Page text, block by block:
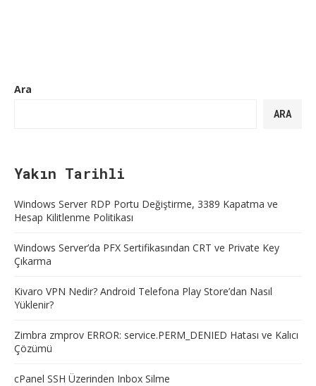
Ara
ARA
Yakın Tarihli
Windows Server RDP Portu Değiştirme, 3389 Kapatma ve
Hesap Kilitlenme Politikası
Windows Server’da PFX Sertifikasından CRT ve Private Key
Çıkarma
Kivaro VPN Nedir? Android Telefona Play Store’dan Nasıl
Yüklenir?
Zimbra zmprov ERROR: service.PERM_DENIED Hatası ve Kalıcı
Çözümü
cPanel SSH Üzerinden Inbox Silme